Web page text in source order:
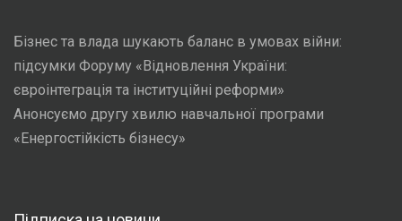
Бізнес та влада шукають баланс в умовах війни:
підсумки Форуму «Відновлення України:
євроінтеграція та інституційні реформи»
Анонсуємо другу хвилю навчальної програми
«Енергостійкість бізнесу»